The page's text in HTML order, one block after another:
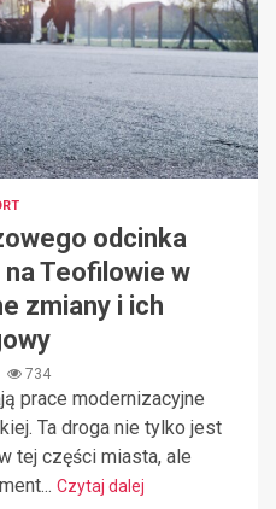
odcinka
Teofilowie w
zmiany i ich
734
prace modernizacyjne
Ta droga nie tylko jest
tej części miasta, ale
Czytaj dalej